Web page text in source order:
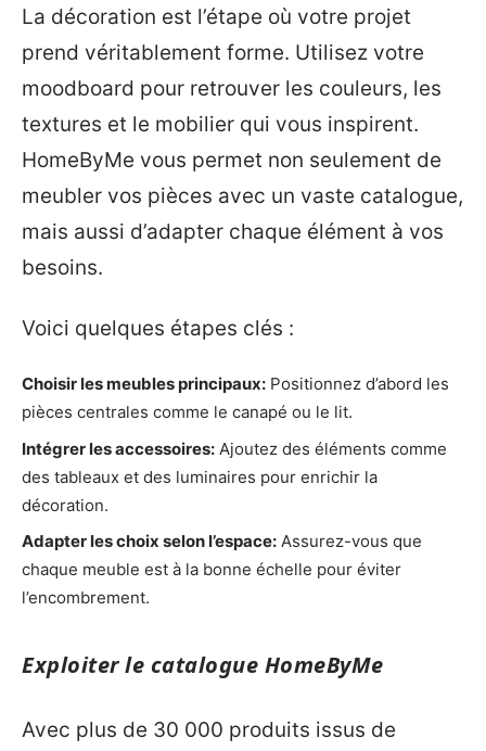
La décoration est l’étape où votre projet
prend véritablement forme. Utilisez votre
moodboard pour retrouver les couleurs, les
textures et le mobilier qui vous inspirent.
HomeByMe vous permet non seulement de
meubler vos pièces avec un vaste catalogue,
mais aussi d’adapter chaque élément à vos
besoins.
Voici quelques étapes clés :
Choisir les meubles principaux: Positionnez d’abord les
pièces centrales comme le canapé ou le lit.
Intégrer les accessoires: Ajoutez des éléments comme
des tableaux et des luminaires pour enrichir la
décoration.
Adapter les choix selon l’espace: Assurez-vous que
chaque meuble est à la bonne échelle pour éviter
l’encombrement.
Exploiter le catalogue HomeByMe
Avec plus de 30 000 produits issus de